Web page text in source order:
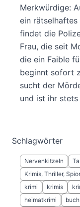
Merkwürdige:
ein rätselhaftes
findet die
Frau, die seit
die ein Faible
beginnt sofort
sucht der
und ist ihr
Schlagwörter
Nervenkitzeln
Krimis, Thriller,
krimi
krimis
heimatkrimi
buch